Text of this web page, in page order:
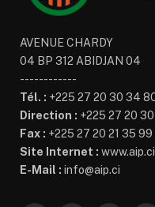
AVENUE CHARDY
04 BP 312 ABIDJAN 04
------------
Tél. : +225 27 20 30 34
Direction : +225 27 20
Fax : +225 27 20 21 35 99
Site Internet : www.aip.ci
E-Mail : info@aip.ci